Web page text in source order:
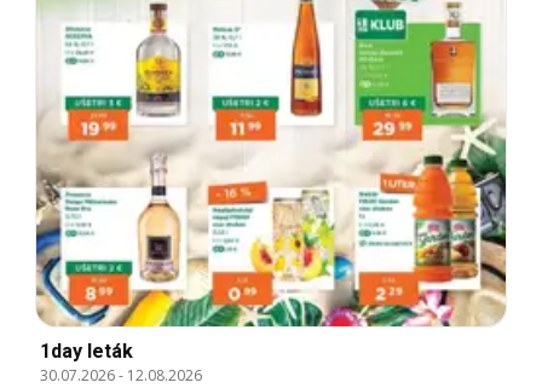
1day leták
30.07.2026- 12.08.2026